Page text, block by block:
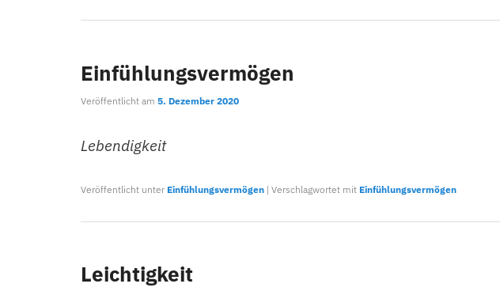
Einfühlungsvermögen
Veröffentlicht am5. Dezember 2020
Lebendigkeit
Veröffentlicht unter Einfühlungsvermögen |Verschlagwortet mit Einfühlungsvermögen
Leichtigkeit